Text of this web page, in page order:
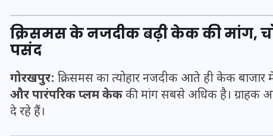
क्रिसमस के नजदीक बढ़ी केक की मांग,
पसंद
गोरखपुर: क्रिसमस का त्योहार नजदीक आते ही केक
और पारंपरिक प्लम केककी मांग सबसे अधिक है। ग्राहक
दे रहे हैं।